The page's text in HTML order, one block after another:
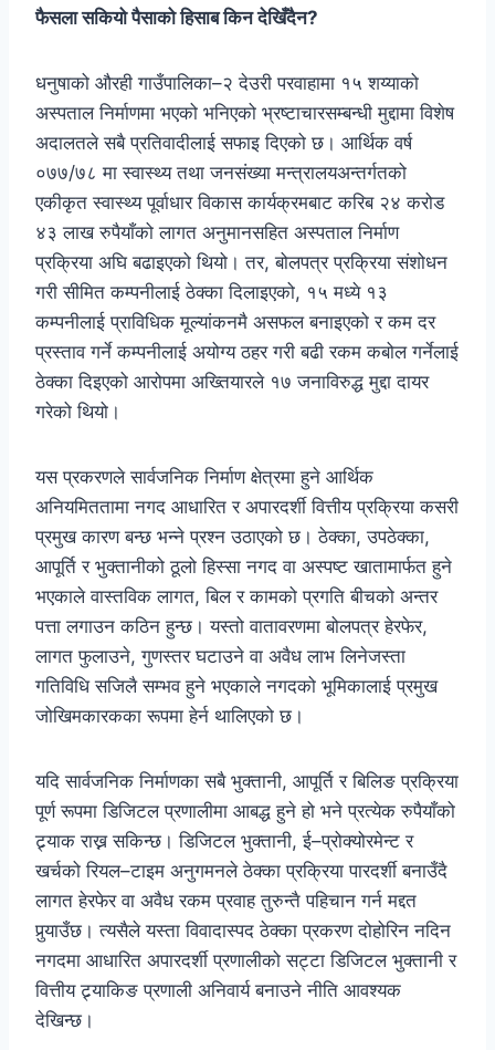
फैसला सकियो पैसाको हिसाब किन देखिँदैन?
धनुषाको औरही गाउँपालिका–२ देउरी परवाहामा १५ शय्याको
अस्पताल निर्माणमा भएको भनिएको भ्रष्टाचारसम्बन्धी मुद्दामा विशेष
अदालतले सबै प्रतिवादीलाई सफाइ दिएको छ। आर्थिक वर्ष
०७७/७८ मा स्वास्थ्य तथा जनसंख्या मन्त्रालयअन्तर्गतको
एकीकृत स्वास्थ्य पूर्वाधार विकास कार्यक्रमबाट करिब २४ करोड
४३ लाख रुपैयाँको लागत अनुमानसहित अस्पताल निर्माण
प्रक्रिया अघि बढाइएको थियो। तर, बोलपत्र प्रक्रिया संशोधन
गरी सीमित कम्पनीलाई ठेक्का दिलाइएको, १५ मध्ये १३
कम्पनीलाई प्राविधिक मूल्यांकनमै असफल बनाइएको र कम दर
प्रस्ताव गर्ने कम्पनीलाई अयोग्य ठहर गरी बढी रकम कबोल गर्नेलाई
ठेक्का दिइएको आरोपमा अख्तियारले १७ जनाविरुद्ध मुद्दा दायर
गरेको थियो।
यस प्रकरणले सार्वजनिक निर्माण क्षेत्रमा हुने आर्थिक
अनियमिततामा नगद आधारित र अपारदर्शी वित्तीय प्रक्रिया कसरी
प्रमुख कारण बन्छ भन्ने प्रश्न उठाएको छ। ठेक्का, उपठेक्का,
आपूर्ति र भुक्तानीको ठूलो हिस्सा नगद वा अस्पष्ट खातामार्फत हुने
भएकाले वास्तविक लागत, बिल र कामको प्रगति बीचको अन्तर
पत्ता लगाउन कठिन हुन्छ। यस्तो वातावरणमा बोलपत्र हेरफेर,
लागत फुलाउने, गुणस्तर घटाउने वा अवैध लाभ लिनेजस्ता
गतिविधि सजिलै सम्भव हुने भएकाले नगदको भूमिकालाई प्रमुख
जोखिमकारकका रूपमा हेर्न थालिएको छ।
यदि सार्वजनिक निर्माणका सबै भुक्तानी, आपूर्ति र बिलिङ प्रक्रिया
पूर्ण रूपमा डिजिटल प्रणालीमा आबद्ध हुने हो भने प्रत्येक रुपैयाँको
ट्र्याक राख्न सकिन्छ। डिजिटल भुक्तानी, ई–प्रोक्योरमेन्ट र
खर्चको रियल–टाइम अनुगमनले ठेक्का प्रक्रिया पारदर्शी बनाउँदै
लागत हेरफेर वा अवैध रकम प्रवाह तुरुन्तै पहिचान गर्न मद्दत
पुर्‍याउँछ। त्यसैले यस्ता विवादास्पद ठेक्का प्रकरण दोहोरिन नदिन
नगदमा आधारित अपारदर्शी प्रणालीको सट्टा डिजिटल भुक्तानी र
वित्तीय ट्र्याकिङ प्रणाली अनिवार्य बनाउने नीति आवश्यक
देखिन्छ।